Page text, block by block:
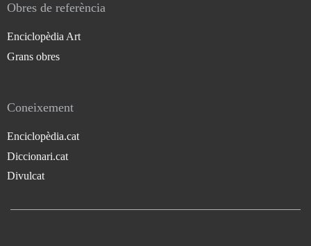
Obres de referència
Enciclopèdia Art
Grans obres
Coneixement
Enciclopèdia.cat
Diccionari.cat
Divulcat